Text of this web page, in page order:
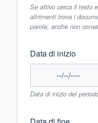
Se attivo cerca il testo
altrimenti trova i
parole, anche non
Data di inizio
Data di inizio del